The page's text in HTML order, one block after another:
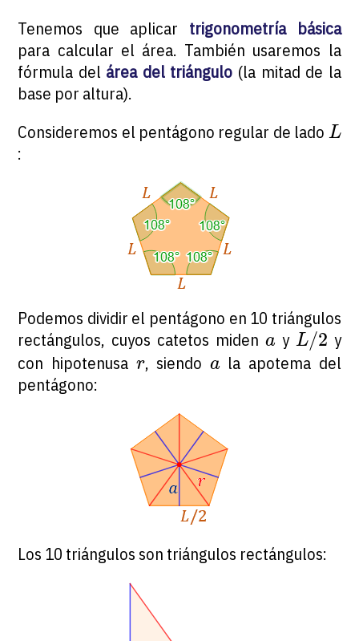
Tenemos que aplicar trigonometría básica
para calcular el área. También usaremos la
fórmula del área del triángulo (la mitad de la
base por altura).
Consideremos el pentágono regular de lado L
L
:
Podemos dividir el pentágono en 10 triángulos
rectángulos, cuyos catetos miden a
ay L/2
L/2 y
con hipotenusa r
r, siendo a
ala apotema del
pentágono:
Los 10 triángulos son triángulos rectángulos: